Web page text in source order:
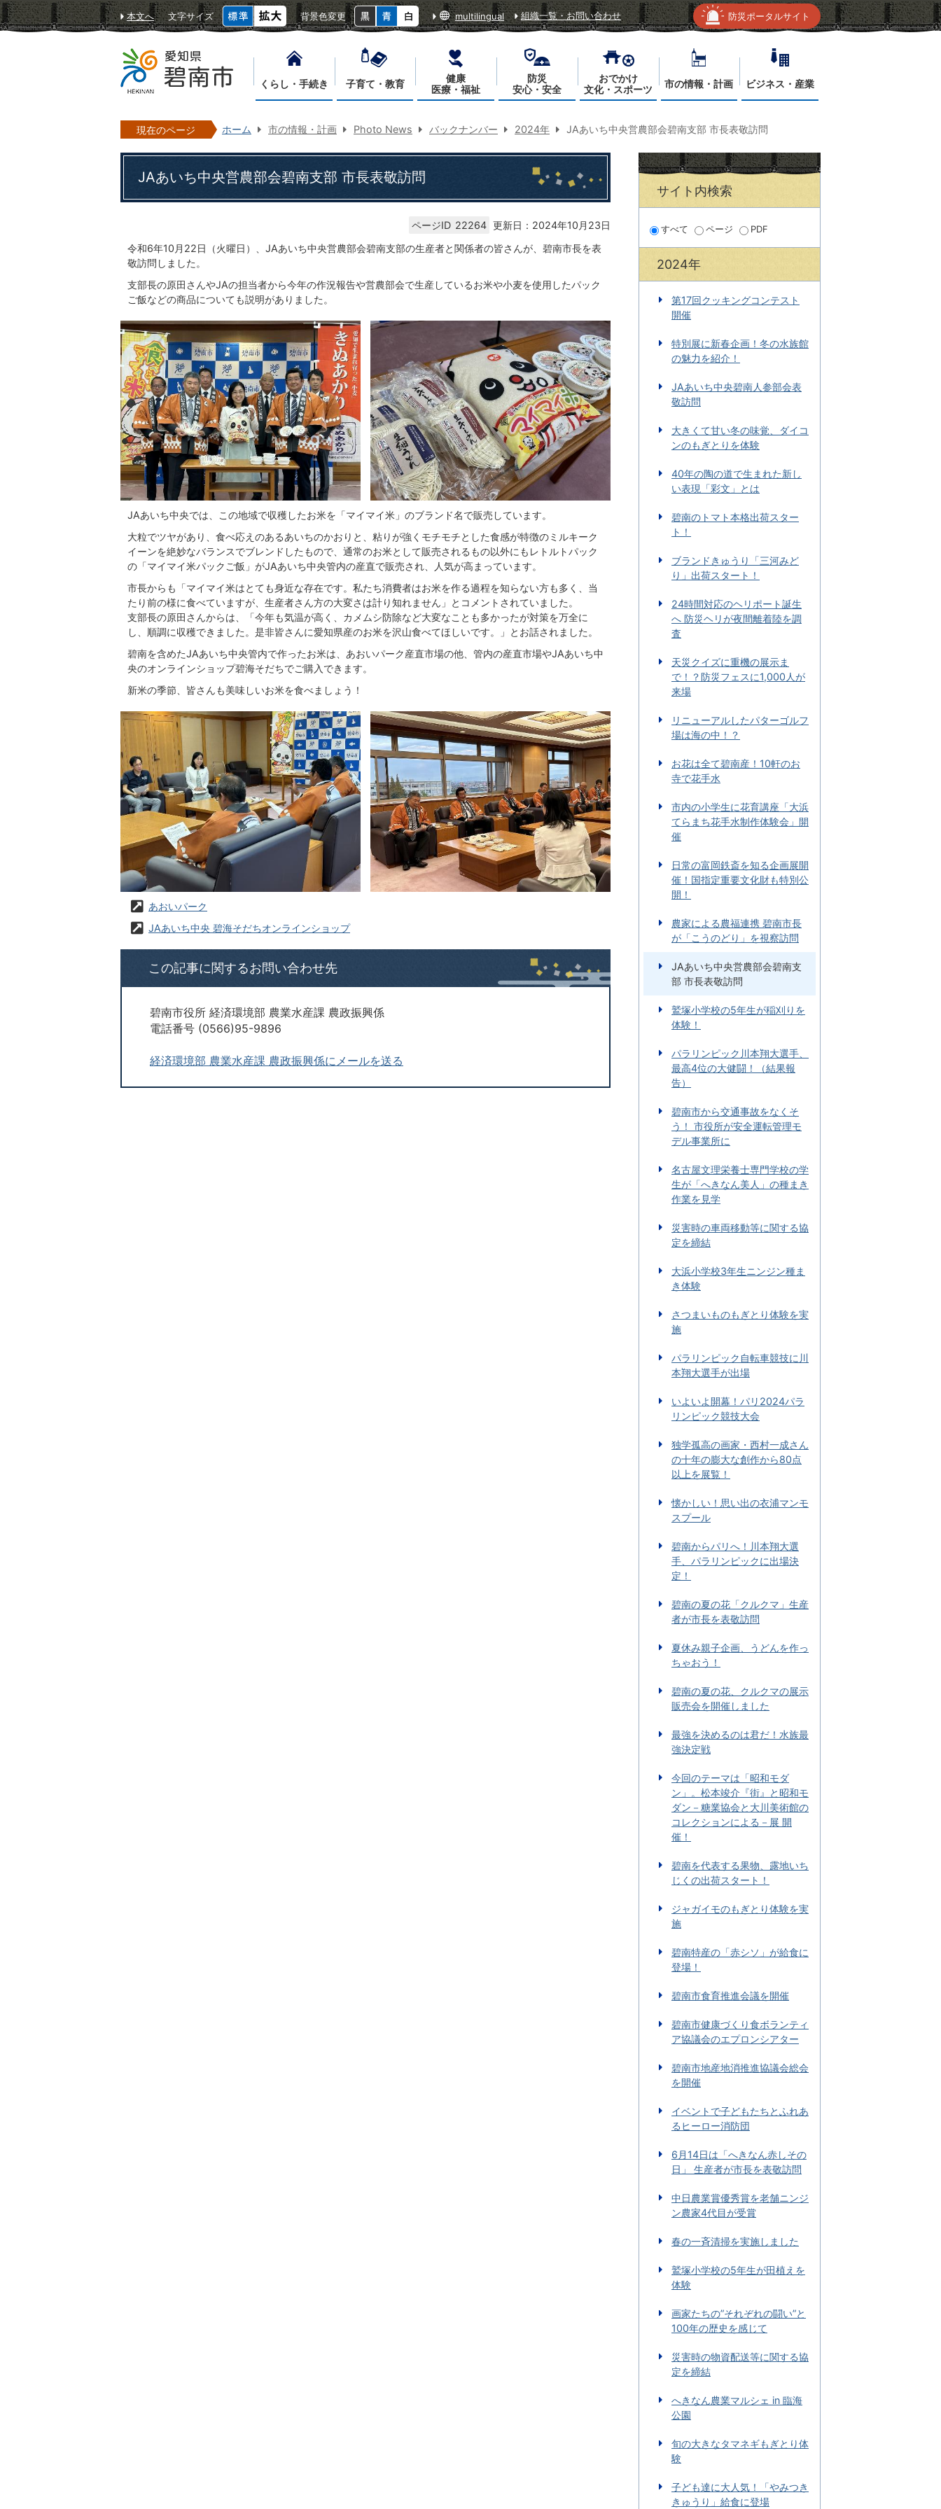
本文へ 文字サイズ 背景色変更 multilingual 組織一覧・お問い合わせ 防災ポータルサイト
くらし・手続き 子育て・教育
健康
医療・福祉
防災
安心・安全
おでかけ
文化・スポーツ
市の情報・計画 ビジネス・産業
現在のページ ホーム 市の情報・計画 Photo News バックナンバー 2024年 JAあいち中央営農部会碧南支部 市長表敬訪問
JAあいち中央営農部会碧南支部 市長表敬訪問
ページID 22264 更新日：2024年10月23日
令和6年10月22日（火曜日）、JAあいち中央営農部会碧南支部の生産者と関係者の皆さんが、碧南市長を表
敬訪問しました。
支部長の原田さんやJAの担当者から今年の作況報告や営農部会で生産しているお米や小麦を使用したパック
ご飯などの商品についても説明がありました。
JAあいち中央では、この地域で収穫したお米を「マイマイ米」のブランド名で販売しています。
大粒でツヤがあり、食べ応えのあるあいちのかおりと、粘りが強くモチモチとした食感が特徴のミルキーク
イーンを絶妙なバランスでブレンドしたもので、通常のお米として販売されるもの以外にもレトルトパック
の「マイマイ米パックご飯」がJAあいち中央管内の産直で販売され、人気が高まっています。
市長からも「マイマイ米はとても身近な存在です。私たち消費者はお米を作る過程を知らない方も多く、当
たり前の様に食べていますが、生産者さん方の大変さは計り知れません」とコメントされていました。
支部長の原田さんからは、「今年も気温が高く、カメムシ防除など大変なことも多かったが対策を万全に
し、順調に収穫できました。是非皆さんに愛知県産のお米を沢山食べてほしいです。」とお話されました。
碧南を含めたJAあいち中央管内で作ったお米は、あおいパーク産直市場の他、管内の産直市場やJAあいち中
央のオンラインショップ碧海そだちでご購入できます。
新米の季節、皆さんも美味しいお米を食べましょう！
あおいパーク
JAあいち中央 碧海そだちオンラインショップ
この記事に関するお問い合わせ先
碧南市役所 経済環境部 農業水産課 農政振興係
電話番号 (0566)95-9896
経済環境部 農業水産課 農政振興係にメールを送る
サイト内検索
すべて ページ PDF
2024年
第17回クッキングコンテスト
開催
特別展に新春企画！冬の水族館
の魅力を紹介！
JAあいち中央碧南人参部会表
敬訪問
大きくて甘い冬の味覚、ダイコ
ンのもぎとりを体験
40年の陶の道で生まれた新し
い表現「彩文」とは
碧南のトマト本格出荷スター
ト！
ブランドきゅうり「三河みど
り」出荷スタート！
24時間対応のヘリポート誕生
へ 防災ヘリが夜間離着陸を調
査
天災クイズに重機の展示ま
で！？防災フェスに1,000人が
来場
リニューアルしたパターゴルフ
場は海の中！？
お花は全て碧南産！10軒のお
寺で花手水
市内の小学生に花育講座「大浜
てらまち花手水制作体験会」開
催
日常の富岡鉄斎を知る企画展開
催！国指定重要文化財も特別公
開！
農家による農福連携 碧南市長
が「こうのどり」を視察訪問
JAあいち中央営農部会碧南支
部 市長表敬訪問
鷲塚小学校の5年生が稲刈りを
体験！
パラリンピック川本翔大選手、
最高4位の大健闘！（結果報
告）
碧南市から交通事故をなくそ
う！ 市役所が安全運転管理モ
デル事業所に
名古屋文理栄養士専門学校の学
生が「へきなん美人」の種まき
作業を見学
災害時の車両移動等に関する協
定を締結
大浜小学校3年生ニンジン種ま
き体験
さつまいものもぎとり体験を実
施
パラリンピック自転車競技に川
本翔大選手が出場
いよいよ開幕！パリ2024パラ
リンピック競技大会
独学孤高の画家・西村一成さん
の十年の膨大な創作から80点
以上を展覧！
懐かしい！思い出の衣浦マンモ
スプール
碧南からパリへ！川本翔大選
手、パラリンピックに出場決
定！
碧南の夏の花「クルクマ」生産
者が市長を表敬訪問
夏休み親子企画、うどんを作っ
ちゃおう！
碧南の夏の花、クルクマの展示
販売会を開催しました
最強を決めるのは君だ！水族最
強決定戦
今回のテーマは「昭和モダ
ン」。松本竣介『街』と昭和モ
ダン－糖業協会と大川美術館の
コレクションによる－展 開
催！
碧南を代表する果物、露地いち
じくの出荷スタート！
ジャガイモのもぎとり体験を実
施
碧南特産の「赤シソ」が給食に
登場！
碧南市食育推進会議を開催
碧南市健康づくり食ボランティ
ア協議会のエプロンシアター
碧南市地産地消推進協議会総会
を開催
イベントで子どもたちとふれあ
るヒーロー消防団
6月14日は「へきなん赤しその
日」 生産者が市長を表敬訪問
中日農業賞優秀賞を老舗ニンジ
ン農家4代目が受賞
春の一斉清掃を実施しました
鷲塚小学校の5年生が田植えを
体験
画家たちの”それぞれの闘い”と
100年の歴史を感じて
災害時の物資配送等に関する協
定を締結
へきなん農業マルシェ in 臨海
公園
旬の大きなタマネギもぎとり体
験
子ども達に大人気！「やみつき
きゅうり」給食に登場